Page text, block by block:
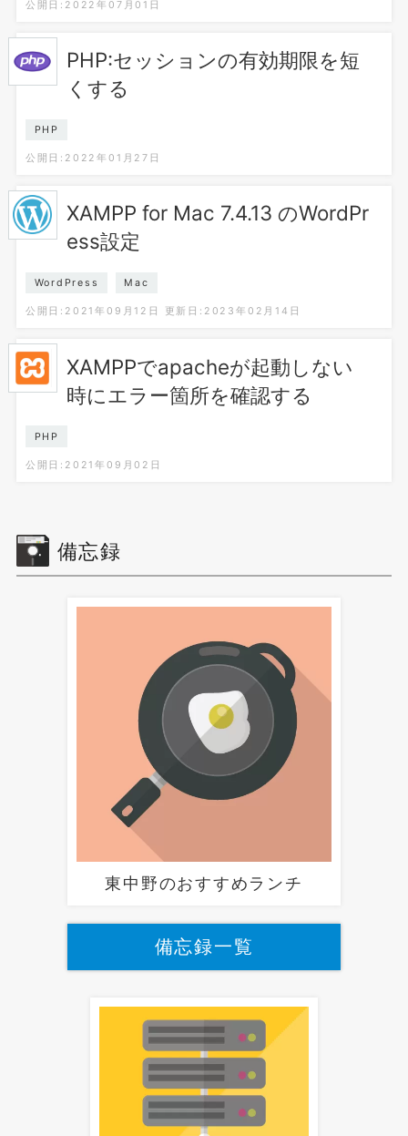
公開日:2022年07月01日
PHP:セッションの有効期限を短
くする
PHP
公開日:2022年01月27日
XAMPP for Mac 7.4.13 のWordPr
ess設定
WordPress Mac
公開日:2021年09月12日 更新日:2023年02月14日
XAMPPでapacheが起動しない
時にエラー箇所を確認する
PHP
公開日:2021年09月02日
備忘録
東中野のおすすめランチ
備忘録一覧